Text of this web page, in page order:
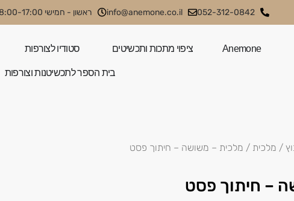
052-312-0842
info@anemone.co.il ראשון - חמישי 08:00-17:00
Anemone ציפוי מתכות ותכשיטים סטודיו לצורפות
בית הספר לתכשיטנות וצורפות
/ מלכית / מלכית – משושה – חיתוך פסט
– חיתוך פסט